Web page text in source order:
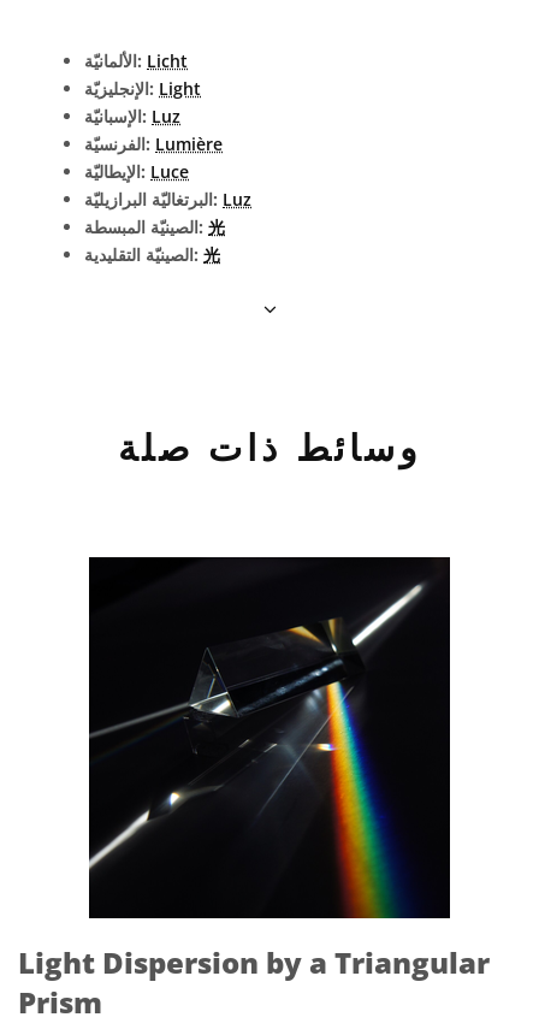
الألمانيّة: Licht
الإنجليزيّة: Light
الإسبانيّة: Luz
الفرنسيّة: Lumière
الإيطاليّة: Luce
البرتغاليّة البرازيليّة: Luz
الصينيّة المبسطة: 光
الصينيّة التقليدية: 光
وسائط ذات صلة
Light Dispersion by a Triangular
Prism